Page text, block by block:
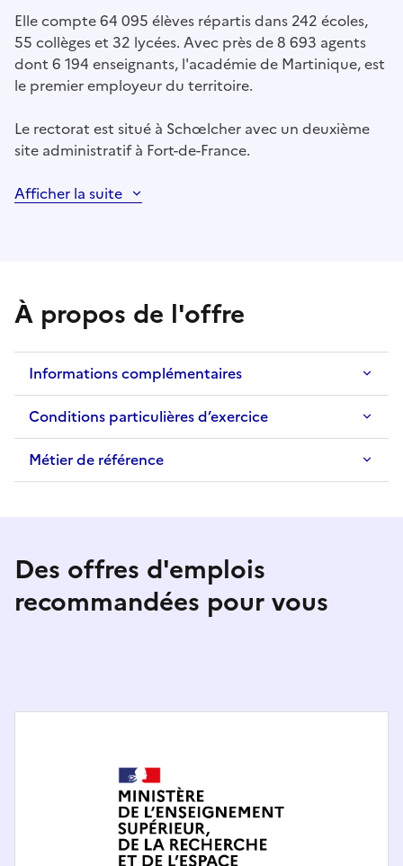
Elle compte 64 095 élèves répartis dans 242 écoles,
55 collèges et 32 lycées. Avec près de 8 693 agents
dont 6 194 enseignants, l'académie de Martinique, est
le premier employeur du territoire.
Le rectorat est situé à Schœlcher avec un deuxième
site administratif à Fort-de-France.
Afficher la suite
À propos de l'offre
Informations complémentaires
Conditions particulières d’exercice
Métier de référence
Des offres d'emplois
recommandées pour vous